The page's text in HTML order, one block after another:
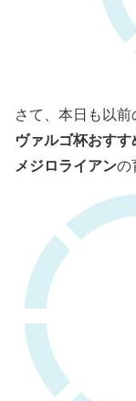
さて、本日も以
ヴァルゴ杯おす
メジロライアンの